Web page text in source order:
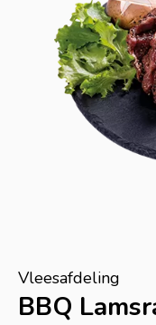
Vleesafdeling
BBQ